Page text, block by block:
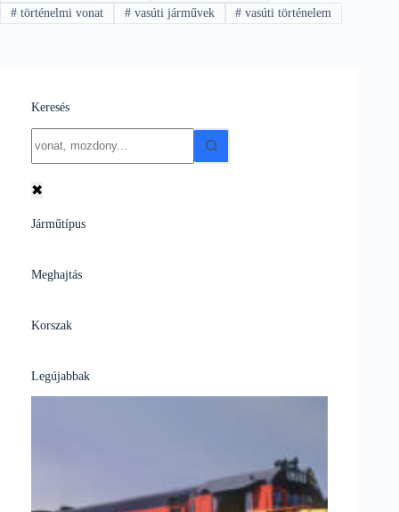
#történelmi vonat #vasúti járművek # vasúti történelem
Keresés
results
✖
Járműtípus
Meghajtás
Korszak
Legújabbak